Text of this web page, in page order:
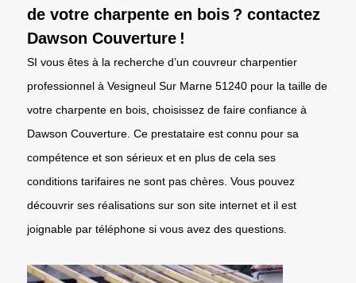
de votre charpente en bois ? contactez
Dawson Couverture !
SI vous êtes à la recherche d’un couvreur charpentier
professionnel à Vesigneul Sur Marne 51240 pour la taille de
votre charpente en bois, choisissez de faire confiance à
Dawson Couverture. Ce prestataire est connu pour sa
compétence et son sérieux et en plus de cela ses
conditions tarifaires ne sont pas chères. Vous pouvez
découvrir ses réalisations sur son site internet et il est
joignable par téléphone si vous avez des questions.